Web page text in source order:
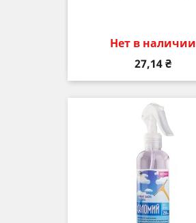
Нет в наличии
Цена
27,14 ₴